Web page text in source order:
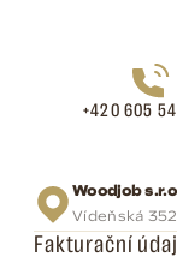
+420 605
Woodjob
Vídeňská
Fakturační